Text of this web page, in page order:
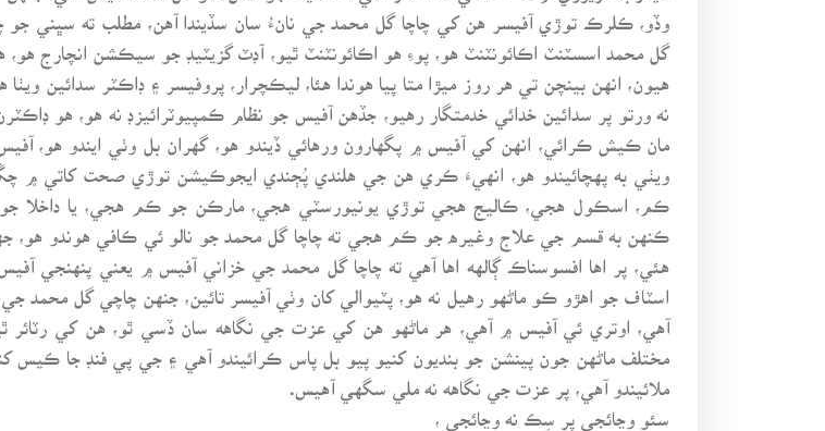
وڏو، ڪلرڪ توڙي آفيسر هن کي چاچا گل محمد جي نانءُ سان سڏيندا آهن، مطلب ته سڀني جو
گل محمد اسسٽنٽ اڪائونٽنٽ هو، پوءِ هو اڪائونٽنٽ ٿيو، آڊٽ گزيٽيڊ جو سيڪشن انچارج
هيون، انهن بينچن تي هر روز ميڙا متا پيا هوندا هئا، ليڪچرار، پروفيسر ۽ ڊاڪٽر سدائين
نه ورتو پر سدائين خدائي خدمتگار رهيو، جڏهن آفيس جو نظام ڪمپيوٽرائيزڊ نه هو، هو
مان ڪيش ڪرائي، انهن کي آفيس ۾ پگهارون ورهائي ڏيندو هو، گهران بل وٺي ايندو هو،
ويٺي به پهچائيندو هو، انهيءَ ڪري هن جي هلندي پُڄندي ايجوڪيشن توڙي صحت کاتي ۾
ڪم، اسڪول هجي، ڪاليج هجي توڙي يونيورسٽي هجي، مارڪن جو ڪم هجي، يا داخلا
ڪنهن به قسم جي علاج وغيره جو ڪم هجي ته چاچا گل محمد جو نالو ئي ڪافي هوندو هو،
هئي، پر اها افسوسناڪ ڳالهه اها آهي ته چاچا گل محمد جي خزاني آفيس ۾ يعني پنهنجي
اسٽاف جو اهڙو ڪو ماڻهو رهيل نه هو، پٽيوالي کان وٺي آفيسر تائين، جنهن چاچي گل
آهي، اوتري ئي آفيس ۾ آهي، هر ماڻهو هن کي عزت جي نگاهه سان ڏسي ٿو، هن کي رٽائر
مختلف ماڻهن جون پينشن جو بنديون کنيو پيو بل پاس ڪرائيندو آهي ۽ جي پي فنڊ جا
ملائيندو آهي، پر عزت جي نگاهه نه ملي سگهي آهيس.
سئو وڃائجي پر سِڪ نه وڃائجي ،